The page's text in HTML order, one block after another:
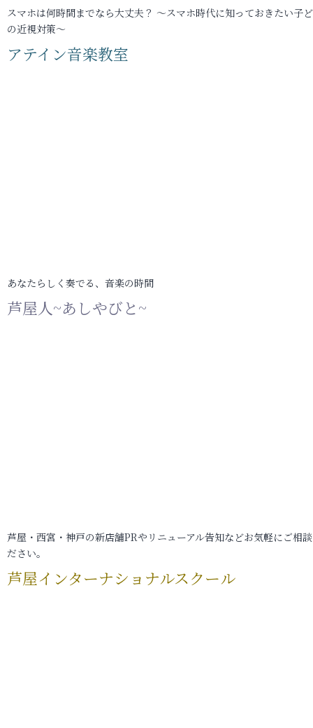
スマホは何時間までなら大丈夫？ ～スマホ時代に知っておきたい子
の近視対策～
アテイン音楽教室
あなたらしく奏でる、音楽の時間
芦屋人~あしやびと~
芦屋・西宮・神戸の新店舗PRやリニューアル告知などお気軽にご相
ださい。
芦屋インターナショナルスクール